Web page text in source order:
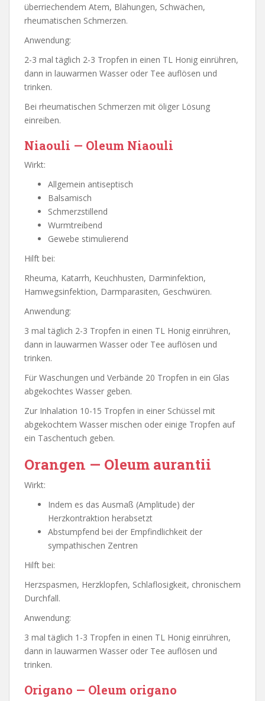
überriechendem Atem, Blähungen, Schwächen,
rheumatischen Schmerzen.
Anwendung:
2-3 mal täglich 2-3 Tropfen in einen TL Honig einrühren,
dann in lauwarmen Wasser oder Tee auflösen und
trinken.
Bei rheumatischen Schmerzen mit öliger Lösung
einreiben.
Niaouli — Oleum Niaouli
Wirkt:
Allgemein antiseptisch
Balsamisch
Schmerzstillend
Wurmtreibend
Gewebe stimulierend
Hilft bei:
Rheuma, Katarrh, Keuchhusten, Darminfektion,
Hamwegsinfektion, Darmparasiten, Geschwüren.
Anwendung:
3 mal täglich 2-3 Tropfen in einen TL Honig einrühren,
dann in lauwarmen Wasser oder Tee auflösen und
trinken.
Für Waschungen und Verbände 20 Tropfen in ein Glas
abgekochtes Wasser geben.
Zur Inhalation 10-15 Tropfen in einer Schüssel mit
abgekochtem Wasser mischen oder einige Tropfen auf
ein Taschentuch geben.
Orangen — Oleum aurantii
Wirkt:
Indem es das Ausmaß (Amplitude) der
Herzkontraktion herabsetzt
Abstumpfend bei der Empfindlichkeit der
sympathischen Zentren
Hilft bei:
Herzspasmen, Herzklopfen, Schlaflosigkeit, chronischem
Durchfall.
Anwendung:
3 mal täglich 1-3 Tropfen in einen TL Honig einrühren,
dann in lauwarmen Wasser oder Tee auflösen und
trinken.
Origano — Oleum origano